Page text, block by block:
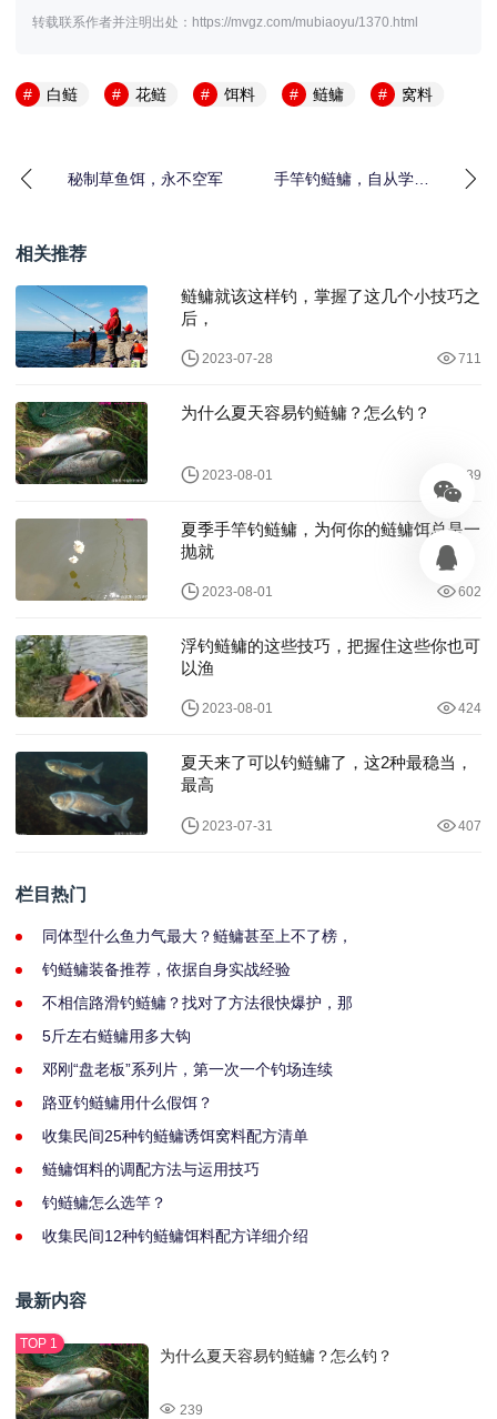
转载联系作者并注明出处：https://mvgz.com/mubiaoyu/1370.html
白鲢 花鲢 饵料 鲢鳙 窝料
秘制草鱼饵，永不空军
手竿钓鲢鳙，自从学会
相关推荐
鲢鳙就该这样钓，掌握了这几个小技巧之
后，
2023-07-28 711
为什么夏天容易钓鲢鳙？怎么钓？
2023-08-01 239
夏季手竿钓鲢鳙，为何你的鲢鳙饵总是一
抛就
2023-08-01 602
浮钓鲢鳙的这些技巧，把握住这些你也可
以渔
2023-08-01 424
夏天来了可以钓鲢鳙了，这2种最稳当，
最高
2023-07-31 407
栏目热门
同体型什么鱼力气最大？鲢鳙甚至上不了榜，
钓鲢鳙装备推荐，依据自身实战经验
不相信路滑钓鲢鳙？找对了方法很快爆护，那
5斤左右鲢鳙用多大钩
邓刚“盘老板”系列片，第一次一个钓场连续
路亚钓鲢鳙用什么假饵？
收集民间25种钓鲢鳙诱饵窝料配方清单
鲢鳙饵料的调配方法与运用技巧
钓鲢鳙怎么选竿？
收集民间12种钓鲢鳙饵料配方详细介绍
最新内容
为什么夏天容易钓鲢鳙？怎么钓？
239